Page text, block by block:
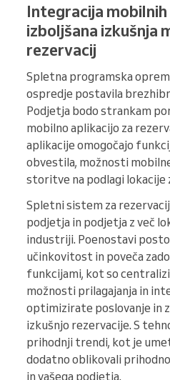
Integracija mobilnih
izboljšana izkušnja
rezervacij
Spletna programska
ospredje postavila
Podjetja bodo strankam
mobilno aplikacijo za
aplikacije omogočajo
obvestila, možnosti
storitve na podlagi lokacije
Spletni sistem za
podjetja in podjetja z več
industriji. Poenostavi
učinkovitost in poveča
funkcijami, kot so
možnosti prilagajanja in
optimizirate poslovanje in
izkušnjo rezervacije. S
prihodnji trendi, kot je
dodatno oblikovali
in vašega podjetja.